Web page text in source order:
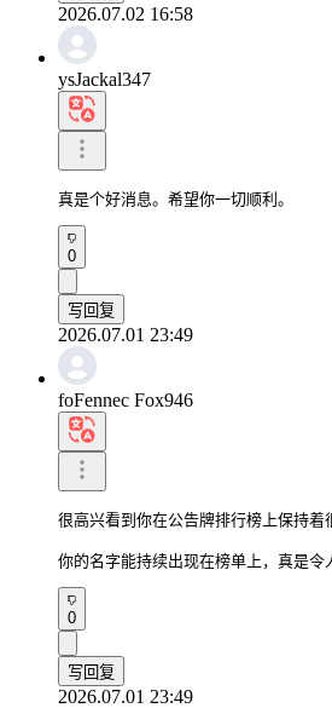
2026.07.02 16:58
ysJackal347
真是个好消息。希望你一切顺利。
0
写回复
2026.07.01 23:49
foFennec Fox946
很高兴看到你在公告牌排行榜上保持着
你的名字能持续出现在榜单上，真是令
0
写回复
2026.07.01 23:49